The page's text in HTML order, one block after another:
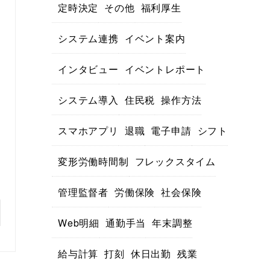
定時決定 その他 福利厚生
システム連携 イベント案内
インタビュー イベントレポート
システム導入 住民税 操作方法
スマホアプリ 退職 電子申請 シフト
変形労働時間制 フレックスタイム
管理監督者 労働保険 社会保険
Web明細 通勤手当 年末調整
給与計算 打刻 休日出勤 残業